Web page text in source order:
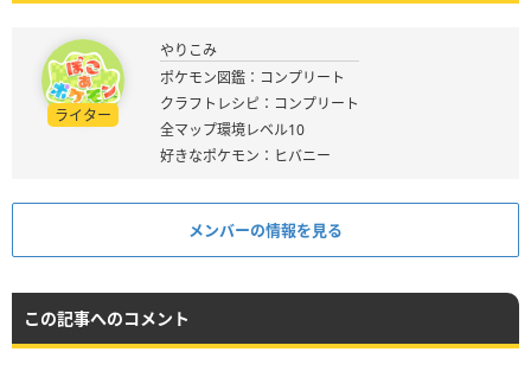
ライター
やりこみ
ポケモン図鑑：コンプリート
クラフトレシピ：コンプリート
全マップ環境レベル10
好きなポケモン：ヒバニー
メンバーの情報を見る
この記事へのコメント